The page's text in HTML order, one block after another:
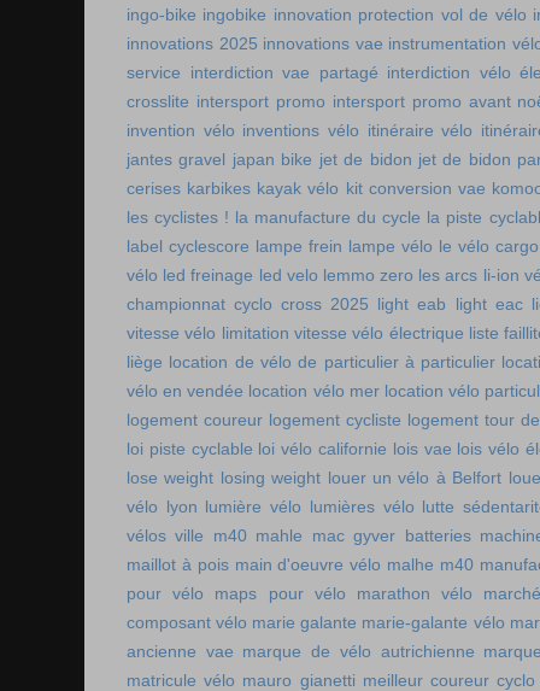
ingo-bike ingobike innovation protection vol de vélo
innovations 2025 innovations vae instrumentation
service
interdiction vae partagé interdiction vélo
crosslite intersport promo intersport promo avant
invention vélo inventions vélo itinéraire vélo
jantes gravel japan bike jet de bidon jet de bidon
cerises karbikes kayak vélo kit conversion vae
les cyclistes ! la manufacture du cycle la piste
label cyclescore lampe frein lampe vélo le vélo
vélo led freinage led velo lemmo zero les arcs li-ion
championnat cyclo cross 2025 light eab light eac
vitesse vélo limitation vitesse vélo électrique liste
liège location de vélo de particulier à particulier
vélo en vendée location vélo mer location vélo
logement coureur logement cycliste logement tour
loi piste cyclable loi vélo californie lois vae lois vélo
lose weight losing weight louer un vélo à Belfort
vélo lyon lumière vélo lumières vélo lutte
vélos ville
m40 mahle mac gyver batteries
maillot à pois main d'oeuvre vélo malhe m40
pour vélo
maps pour vélo marathon vélo
composant vélo marie galante marie-galante vélo
ancienne vae marque de vélo autrichienne
matricule vélo mauro gianetti meilleur coureur